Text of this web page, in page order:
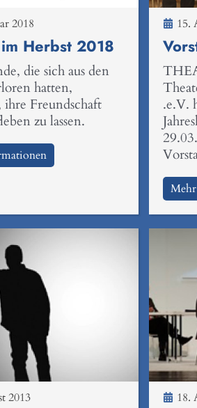
2018
Herbst 2018
die sich aus den
hatten,
ihre Freundschaft
zu lassen.
15.
.e.V.
2013 18.